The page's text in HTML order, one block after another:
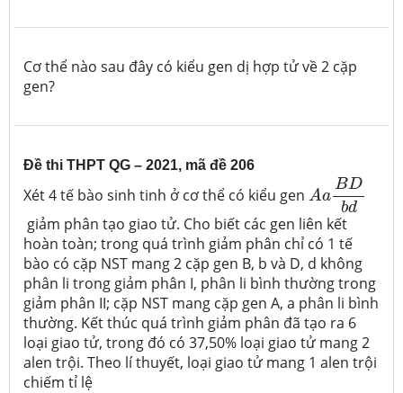
Cơ thể nào sau đây có kiểu gen dị hợp tử về 2 cặp
gen?
Đề thi THPT QG – 2021, mã đề 206
Xét 4 tế bào sinh tinh ở cơ thể có kiểu gen Aa
BD
bd
BDb
giảm phân tạo giao tử. Cho biết các gen liên kết
hoàn toàn; trong quá trình giảm phân chỉ có 1 tế
bào có cặp NST mang 2 cặp gen B, b và D, d không
phân li trong giảm phân I, phân li bình thường trong
giảm phân II; cặp NST mang cặp gen A, a phân li bình
thường. Kết thúc quá trình giảm phân đã tạo ra 6
loại giao tử, trong đó có 37,50% loại giao tử mang 2
alen trội. Theo lí thuyết, loại giao tử mang 1 alen trội
chiếm tỉ lệ